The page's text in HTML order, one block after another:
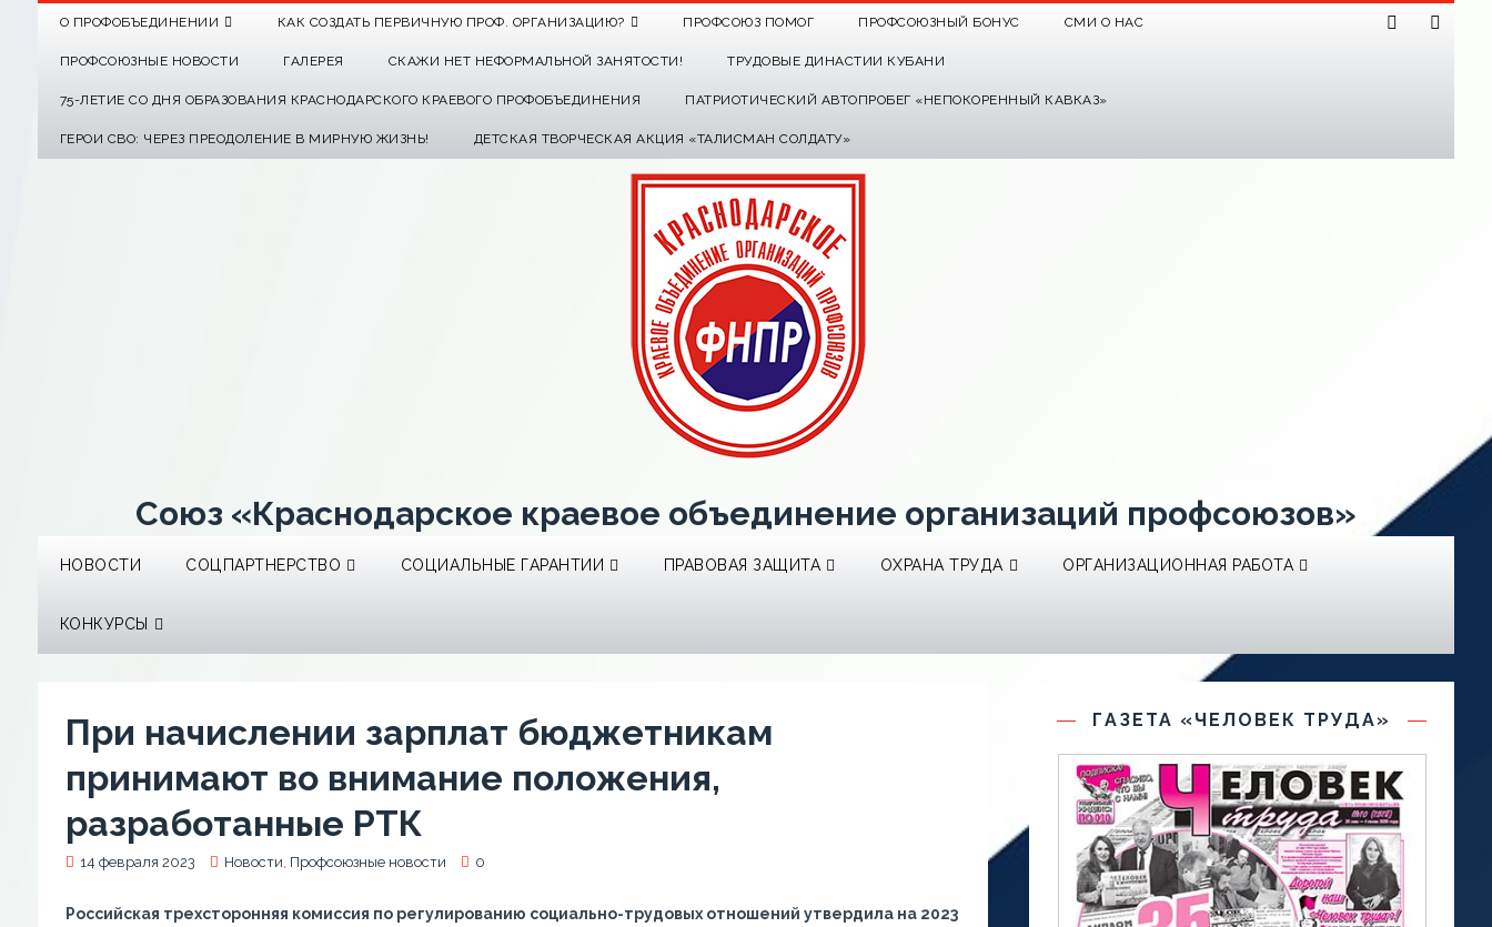
О ПРОФОБЪЕДИНЕНИИ КАК СОЗДАТЬ ПЕРВИЧНУЮ ПРОФ. ОРГАНИЗАЦИЮ? ПРОФСОЮЗ ПОМОГ ПРОФСОЮЗНЫЙ БОНУС СМИ О НАС
ПРОФСОЮЗНЫЕ НОВОСТИ ГАЛЕРЕЯ СКАЖИ НЕТ НЕФОРМАЛЬНОЙ ЗАНЯТОСТИ! ТРУДОВЫЕ ДИНАСТИИ КУБАНИ
75-ЛЕТИЕ СО ДНЯ ОБРАЗОВАНИЯ КРАСНОДАРСКОГО КРАЕВОГО ПРОФОБЪЕДИНЕНИЯ ПАТРИОТИЧЕСКИЙ АВТОПРОБЕГ «НЕПОКОРЕННЫЙ КАВКАЗ»
ГЕРОИ СВО: ЧЕРЕЗ ПРЕОДОЛЕНИЕ В МИРНУЮ ЖИЗНЬ! ДЕТСКАЯ ТВОРЧЕСКАЯ АКЦИЯ «ТАЛИСМАН СОЛДАТУ»
Союз «Краснодарское краевое объединение организаций профсоюзов»
НОВОСТИ СОЦПАРТНЕРСТВО СОЦИАЛЬНЫЕ ГАРАНТИИ ПРАВОВАЯ ЗАЩИТА ОХРАНА ТРУДА ОРГАНИЗАЦИОННАЯ РАБОТА
КОНКУРСЫ
При начислении зарплат бюджетникам
принимают во внимание положения,
разработанные РТК
14 февраля 2023 Новости, Профсоюзные новости 0
Российская трехсторонняя комиссия по регулированию социально-трудовых отношений утвердила на 2023
ГАЗЕТА «ЧЕЛОВЕК ТРУДА»